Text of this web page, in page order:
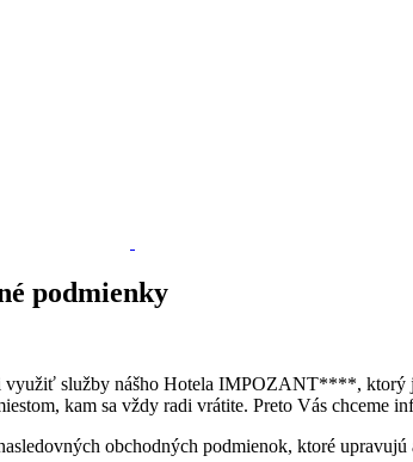
podmienky
využiť služby nášho Hotela IMPOZANT****, ktorý
kam sa vždy radi vrátite. Preto Vás chceme
obchodných podmienok, ktoré